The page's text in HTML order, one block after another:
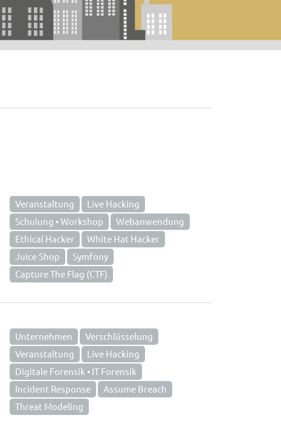
Veranstaltung
Live Hacking
Schulung • Workshop
Webanwendung
Ethical Hacker
White Hat Hacker
Juice Shop
Symfony
Capture The Flag (CTF)
Unternehmen
Verschlüsselung
Veranstaltung
Live Hacking
Digitale Forensik • IT Forensik
Incident Response
Assume Breach
Threat Modeling